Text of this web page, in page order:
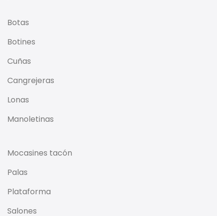
Botas
Botines
Cuñas
Cangrejeras
Lonas
Manoletinas
Mocasines tacón
Palas
Plataforma
Salones